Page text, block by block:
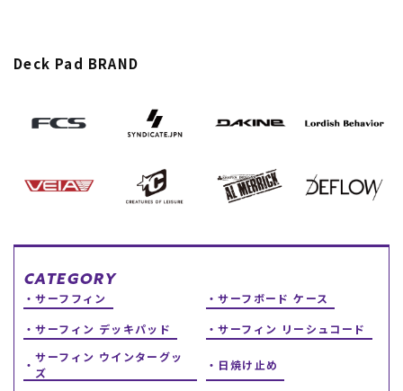
ファッションTOP
CONTENTS
Deck Pad BRAND
CATEGORY
サーフフィン
サーフボード ケース
サーフィン デッキパッド
サーフィン リーシュコード
サーフィン ウインターグッ
ズ
日焼け止め